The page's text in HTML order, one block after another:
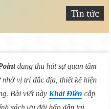
Tin tức
đang thu hút sự quan tâm
vị trí đắc địa, thiết kế hiện
Bài viết này Khải Điền cập
sách ưu đãi hấp dẫn tại